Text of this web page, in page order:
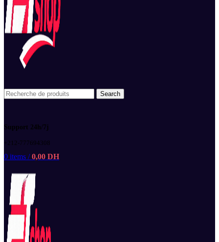
Search
Support 24h/7j
+212-777694308
0 items / 0,00 DH